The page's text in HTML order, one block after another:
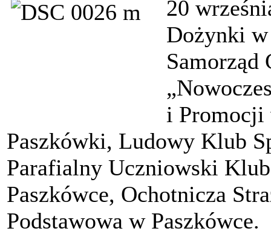
20
Dożynki
Samorząd
i Promocji
Paszkówki, Ludowy Klub
Parafialny Uczniowski
Paszkówce, Ochotnicza
Podstawowa w Paszkówce.